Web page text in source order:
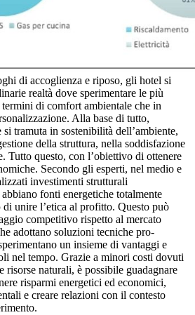
di accoglienza e riposo, gli hotel si
realtà dove sperimentare le più
di comfort ambientale che in
Alla base di tutto,
tramuta in sostenibilità dell’ambiente,
della struttura, nella soddisfazione
Tutto questo, con l’obiettivo di ottenere
Secondo gli esperti, nel medio e
investimenti strutturali
fonti energetiche totalmente
unire l’etica al profitto. Questo può
competitivo rispetto al mercato
adottano soluzioni tecniche pro-
un insieme di vantaggi e
nel tempo. Grazie a minori costi dovuti
naturali, è possibile guadagnare
risparmi energetici ed economici,
e creare relazioni con il contesto